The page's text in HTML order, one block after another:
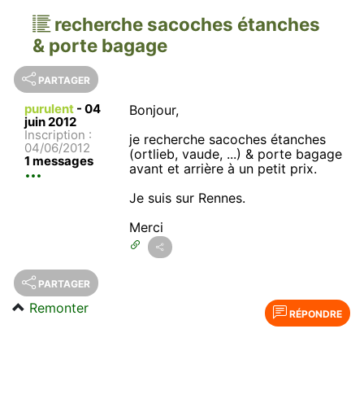
recherche sacoches étanches
& porte bagage
PARTAGER
purulent - 04
juin 2012
Inscription :
04/06/2012
1 messages
Bonjour,
je recherche sacoches étanches
(ortlieb, vaude, ...) & porte bagage
avant et arrière à un petit prix.
Je suis sur Rennes.
Merci
PARTAGER
RÉPONDRE
Remonter